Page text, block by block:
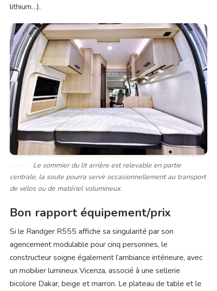
lithium…).
Le sommier du lit arrière est relevable en partie
centrale, la soute pourra servir occasionnellement au transport
de vélos ou de matériel volumineux.
Bon rapport équipement/prix
Si le Randger R555 affiche sa singularité par son
agencement modulable pour cinq personnes, le
constructeur soigne également l’ambiance intérieure, avec
un mobilier lumineux Vicenza, associé à une sellerie
bicolore Dakar, beige et marron. Le plateau de table et le